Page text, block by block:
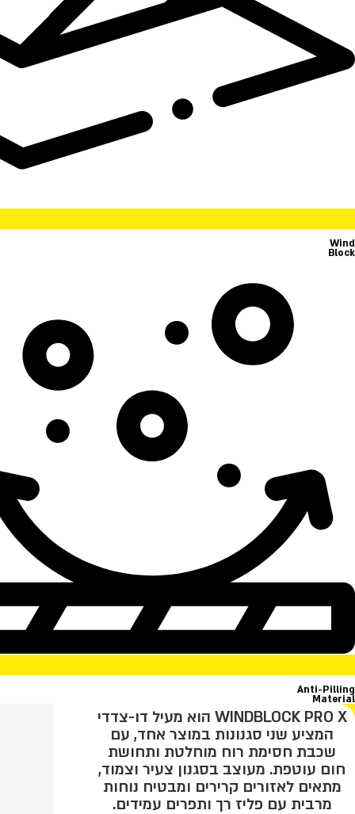
Wind
Block
Anti-Pilling
Material
WINDBLOCK PRO X הוא מעיל דו-צדדי
המציע שני סגנונות במוצר אחד, עם
שכבת חסימת רוח מוחלטת ותחושת
חום עוטפת. מעוצב בסגנון צעיר וצמוד,
מתאים לאזורים קרירים ומבטיח נוחות
מרבית עם פליז רך ותפרים עמידים.